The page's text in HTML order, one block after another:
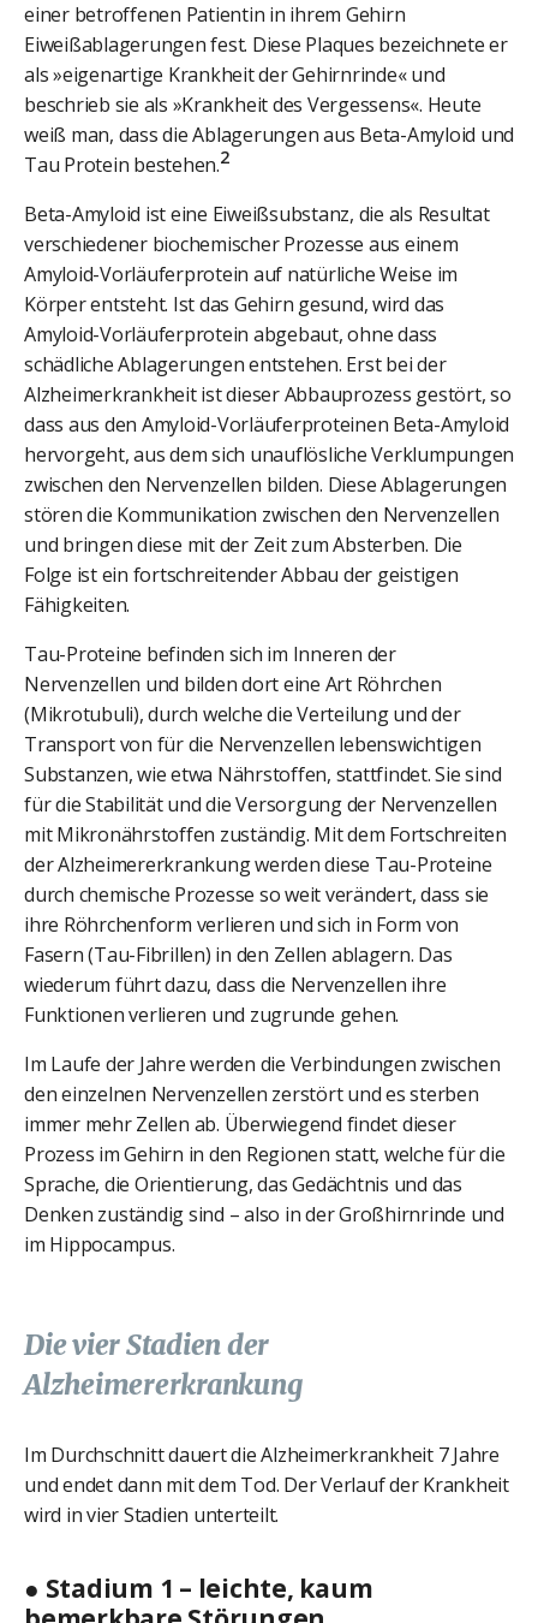
einer betroffenen Patientin in ihrem Gehirn
Eiweißablagerungen fest. Diese Plaques bezeichnete er
als »eigenartige Krankheit der Gehirnrinde« und
beschrieb sie als »Krankheit des Vergessens«. Heute
weiß man, dass die Ablagerungen aus Beta-Amyloid und
Tau Protein bestehen.2
Beta-Amyloid ist eine Eiweißsubstanz, die als Resultat
verschiedener biochemischer Prozesse aus einem
Amyloid-Vorläuferprotein auf natürliche Weise im
Körper entsteht. Ist das Gehirn gesund, wird das
Amyloid-Vorläuferprotein abgebaut, ohne dass
schädliche Ablagerungen entstehen. Erst bei der
Alzheimerkrankheit ist dieser Abbauprozess gestört, so
dass aus den Amyloid-Vorläuferproteinen Beta-Amyloid
hervorgeht, aus dem sich unauflösliche Verklumpungen
zwischen den Nervenzellen bilden. Diese Ablagerungen
stören die Kommunikation zwischen den Nervenzellen
und bringen diese mit der Zeit zum Absterben. Die
Folge ist ein fortschreitender Abbau der geistigen
Fähigkeiten.
Tau-Proteine befinden sich im Inneren der
Nervenzellen und bilden dort eine Art Röhrchen
(Mikrotubuli), durch welche die Verteilung und der
Transport von für die Nervenzellen lebenswichtigen
Substanzen, wie etwa Nährstoffen, stattfindet. Sie sind
für die Stabilität und die Versorgung der Nervenzellen
mit Mikronährstoffen zuständig. Mit dem Fortschreiten
der Alzheimererkrankung werden diese Tau-Proteine
durch chemische Prozesse so weit verändert, dass sie
ihre Röhrchenform verlieren und sich in Form von
Fasern (Tau-Fibrillen) in den Zellen ablagern. Das
wiederum führt dazu, dass die Nervenzellen ihre
Funktionen verlieren und zugrunde gehen.
Im Laufe der Jahre werden die Verbindungen zwischen
den einzelnen Nervenzellen zerstört und es sterben
immer mehr Zellen ab. Überwiegend findet dieser
Prozess im Gehirn in den Regionen statt, welche für die
Sprache, die Orientierung, das Gedächtnis und das
Denken zuständig sind – also in der Großhirnrinde und
im Hippocampus.
Die vier Stadien der
Alzheimererkrankung
Im Durchschnitt dauert die Alzheimerkrankheit 7 Jahre
und endet dann mit dem Tod. Der Verlauf der Krankheit
wird in vier Stadien unterteilt.
● Stadium 1 – leichte, kaum